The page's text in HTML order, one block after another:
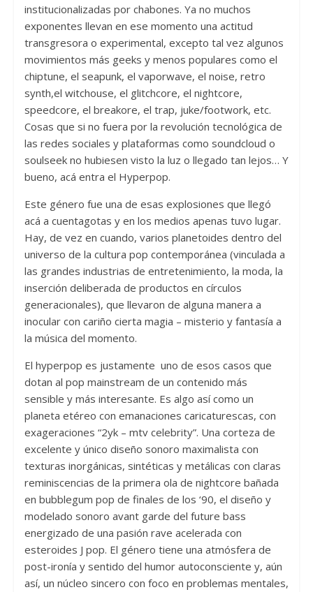
institucionalizadas por chabones. Ya no muchos
exponentes llevan en ese momento una actitud
transgresora o experimental, excepto tal vez algunos
movimientos más geeks y menos populares como el
chiptune, el seapunk, el vaporwave, el noise, retro
synth,el witchouse, el glitchcore, el nightcore,
speedcore, el breakore, el trap, juke/footwork, etc.
Cosas que si no fuera por la revolución tecnológica de
las redes sociales y plataformas como soundcloud o
soulseek no hubiesen visto la luz o llegado tan lejos… Y
bueno, acá entra el Hyperpop.
Este género fue una de esas explosiones que llegó
acá a cuentagotas y en los medios apenas tuvo lugar.
Hay, de vez en cuando, varios planetoides dentro del
universo de la cultura pop contemporánea (vinculada a
las grandes industrias de entretenimiento, la moda, la
inserción deliberada de productos en círculos
generacionales), que llevaron de alguna manera a
inocular con cariño cierta magia – misterio y fantasía a
la música del momento.
El hyperpop es justamente uno de esos casos que
dotan al pop mainstream de un contenido más
sensible y más interesante. Es algo así como un
planeta etéreo con emanaciones caricaturescas, con
exageraciones “2yk – mtv celebrity”. Una corteza de
excelente y único diseño sonoro maximalista con
texturas inorgánicas, sintéticas y metálicas con claras
reminiscencias de la primera ola de nightcore bañada
en bubblegum pop de finales de los ‘90, el diseño y
modelado sonoro avant garde del future bass
energizado de una pasión rave acelerada con
esteroides J pop. El género tiene una atmósfera de
post-ironía y sentido del humor autoconsciente y, aún
así, un núcleo sincero con foco en problemas mentales,